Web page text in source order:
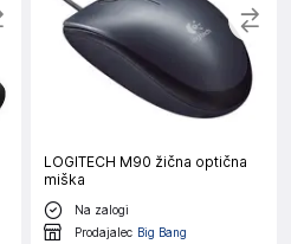
LOGITECH M90 žična optična
miška
Na zalogi
Prodajalec Big Bang